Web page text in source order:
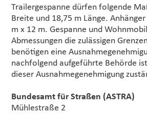
Trailergespanne dürfen folgende
Breite und 18,75 m Länge.
m x 12 m. Gespanne und
Abmessungen die zulässigen
benötigen eine
nachfolgend aufgeführte Behörde
dieser Ausnahmegenehmigung
Bundesamt für Straßen (ASTRA)
Mühlestraße 2